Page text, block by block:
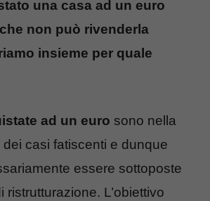
una casa ad un euro
non può rivenderla
insieme per quale
ad un euro sono nella
casi fatiscenti e dunque
essere sottoposte
ristrutturazione. L’obiettivo